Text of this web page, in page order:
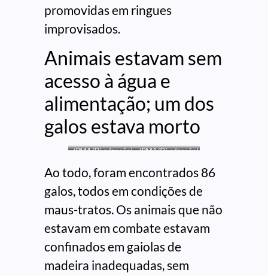
promovidas em ringues
improvisados.
Animais estavam sem
acesso à água e
alimentação; um dos
galos estava morto
(PMA/Divulgação) (PMA/Divulgação)
Ao todo, foram encontrados 86
galos, todos em condições de
maus-tratos. Os animais que não
estavam em combate estavam
confinados em gaiolas de
madeira inadequadas, sem